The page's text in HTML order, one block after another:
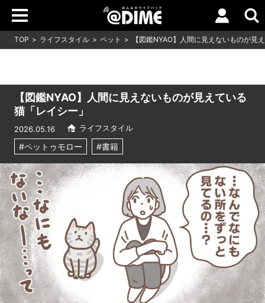
TOP ライフスタイル ペット 【図鑑NYAO】人間に見えないものが見
【図鑑NYAO】人間に見えないものが見えている
猫「レイシー」
2026.05.16 ライフスタイル
#ペットゥモロー #書籍